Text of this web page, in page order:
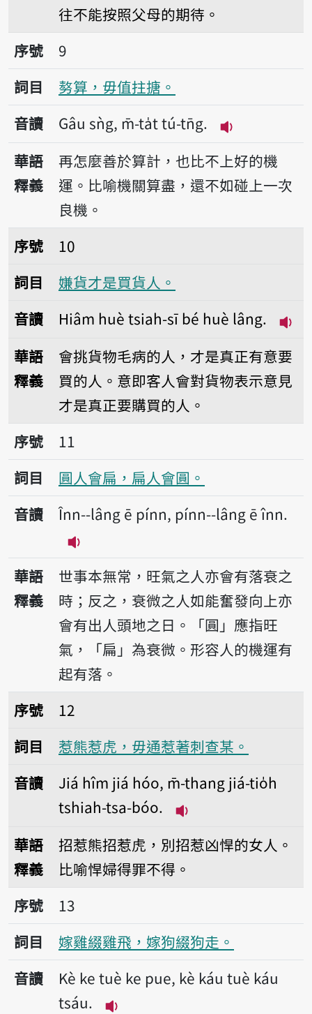
往不能按照父母的期待。
序號9𠢕算，毋值拄搪。
序號
9
詞目
𠢕算，毋值拄搪。
音讀
Gâu sǹg, m̄-ta̍t tú-tn̄g.
播放音讀
華語
釋義
再怎麼善於算計，也比不上好的機
運。比喻機關算盡，還不如碰上一次
良機。
序號10嫌貨才是買貨人。
序號
10
詞目
嫌貨才是買貨人。
音讀
Hiâm huè tsiah-sī bé huè lâng.
華語
釋義
會挑貨物毛病的人，才是真正有意要
買的人。意即客人會對貨物表示意見
才是真正要購買的人。
序號11圓人會扁，扁人會圓。
序號
11
詞目
圓人會扁，扁人會圓。
音讀
Înn--lâng ē pínn, pínn--lâng ē înn.
播放音讀Înn--lâng ē pínn, pínn--
華語
釋義
世事本無常，旺氣之人亦會有落衰之
時；反之，衰微之人如能奮發向上亦
會有出人頭地之日。「圓」應指旺
氣，「扁」為衰微。形容人的機運有
起有落。
序號12惹熊惹虎，毋通惹著刺查某。
序號
12
詞目
惹熊惹虎，毋通惹著刺查某。
音讀
Jiá hîm jiá hóo, m̄-thang jiá-tio̍h
tshiah-tsa-bóo.
華語
釋義
招惹熊招惹虎，別招惹凶悍的女人。
比喻悍婦得罪不得。
序號13嫁雞綴雞飛，嫁狗綴狗走。
序號
13
詞目
嫁雞綴雞飛，嫁狗綴狗走。
音讀
Kè ke tuè ke pue, kè káu tuè káu
tsáu.